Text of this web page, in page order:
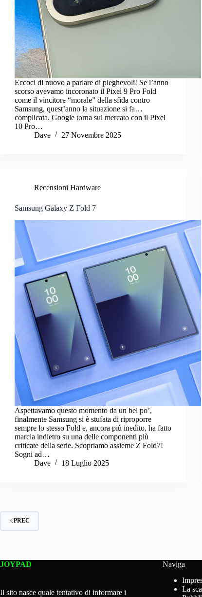
Eccoci di nuovo a parlare di pieghevoli! Se l’anno
scorso avevamo incoronato il Pixel 9 Pro Fold
come il vincitore “morale” della sfida contro
Samsung, quest’anno la situazione si fa…
complicata. Google torna sul mercato con il Pixel
10 Pro…
Dave
27 Novembre 2025
Recensioni Hardware
Samsung Galaxy Z Fold 7
Aspettavamo questo momento da un bel po’,
finalmente Samsung si è stufata di riproporre
sempre lo stesso Fold e, ancora più inedito, ha fatto
marcia indietro su una delle componenti più
criticate della serie. Scopriamo assieme Z Fold7!
Sogni ad…
Dave
18 Luglio 2025
PREC
JOYPAD
Il sito nasce quale tentativo di informare i
Naviga
La